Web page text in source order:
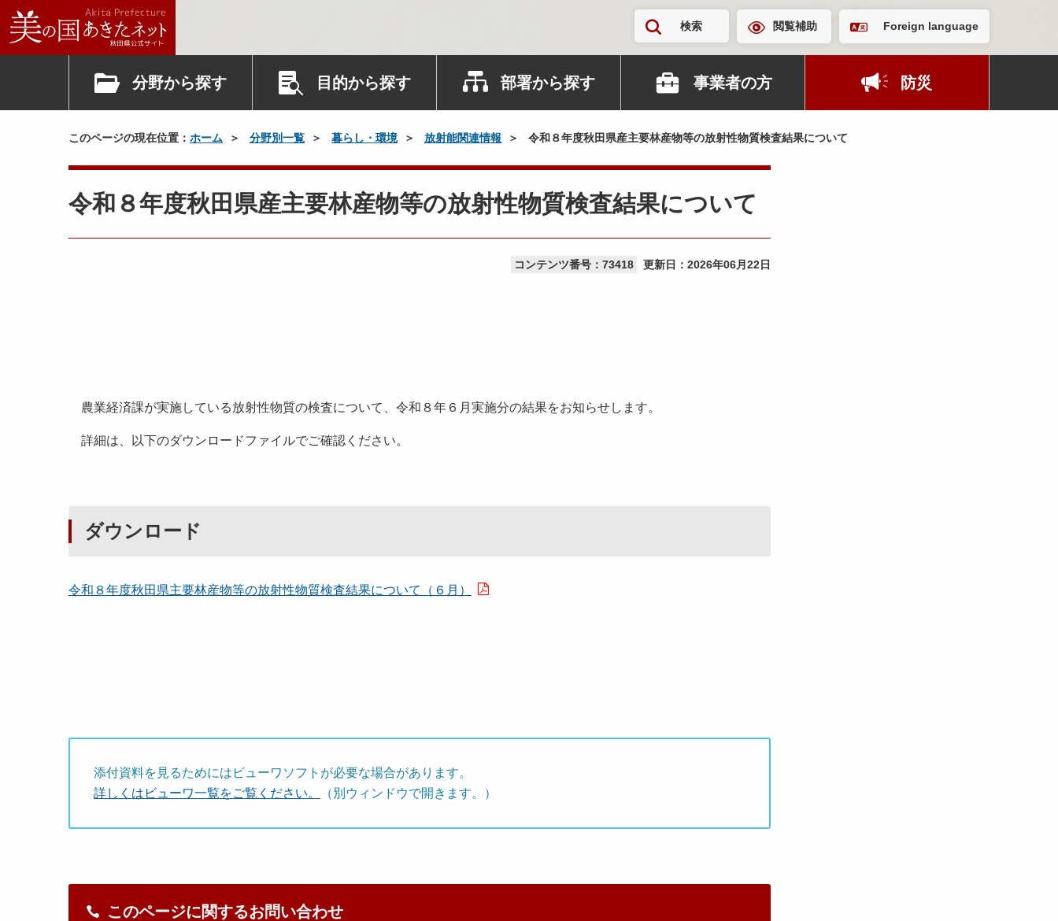
検索 閲覧補助 Foreign language
分野から探す 目的から探す 部署から探す 事業者の方 防災
このページの現在位置： ホーム 分野別一覧 暮らし・環境 放射能関連情報 令和８年度秋田県産主要林産物等の放射性物質検査結果について
令和８年度秋田県産主要林産物等の放射性物質検査結果について
コンテンツ番号：73418 更新日： 2026年06月22日
農業経済課が実施している放射性物質の検査について、令和８年６月実施分の結果をお知らせします。
詳細は、以下のダウンロードファイルでご確認ください。
ダウンロード
令和８年度秋田県主要林産物等の放射性物質検査結果について（６月）
添付資料を見るためにはビューワソフトが必要な場合があります。
詳しくはビューワ一覧をご覧ください。
（別ウィンドウで開きます。）
このページに関するお問い合わせ